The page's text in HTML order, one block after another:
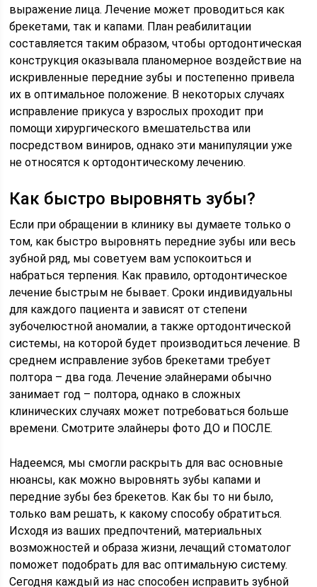
выражение лица. Лечение может проводиться как
брекетами, так и капами. План реабилитации
составляется таким образом, чтобы ортодонтическая
конструкция оказывала планомерное воздействие на
искривленные передние зубы и постепенно привела
их в оптимальное положение. В некоторых случаях
исправление прикуса у взрослых проходит при
помощи хирургического вмешательства или
посредством виниров, однако эти манипуляции уже
не относятся к ортодонтическому лечению.
Как быстро выровнять зубы?
Если при обращении в клинику вы думаете только о
том, как быстро выровнять передние зубы или весь
зубной ряд, мы советуем вам успокоиться и
набраться терпения. Как правило, ортодонтическое
лечение быстрым не бывает. Сроки индивидуальны
для каждого пациента и зависят от степени
зубочелюстной аномалии, а также ортодонтической
системы, на которой будет производиться лечение. В
среднем исправление зубов брекетами требует
полтора – два года. Лечение элайнерами обычно
занимает год – полтора, однако в сложных
клинических случаях может потребоваться больше
времени. Смотрите элайнеры фото ДО и ПОСЛЕ.
Надеемся, мы смогли раскрыть для вас основные
нюансы, как можно выровнять зубы капами и
передние зубы без брекетов. Как бы то ни было,
только вам решать, к какому способу обратиться.
Исходя из ваших предпочтений, материальных
возможностей и образа жизни, лечащий стоматолог
поможет подобрать для вас оптимальную систему.
Сегодня каждый из нас способен исправить зубной